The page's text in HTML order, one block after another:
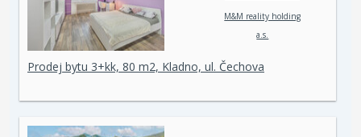
M&M reality holding
a.s.
Prodej bytu 3+kk, 80 m2, Kladno, ul. Čechova